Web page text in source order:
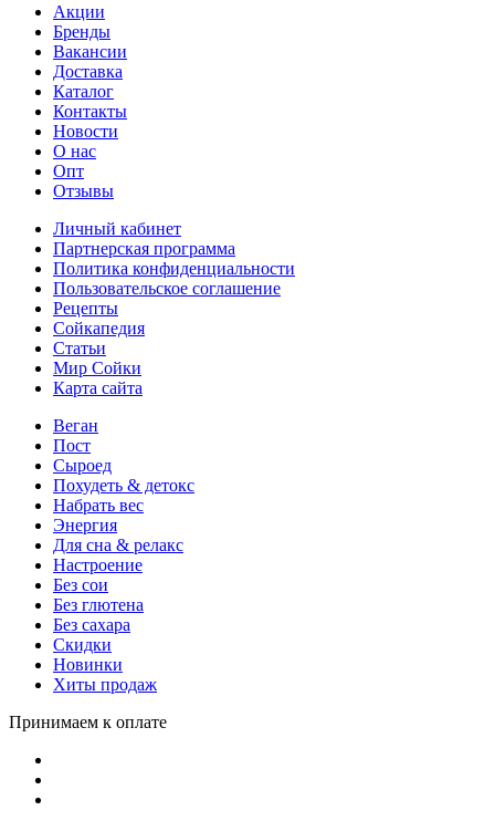
Акции
Бренды
Вакансии
Доставка
Каталог
Контакты
Новости
О нас
Опт
Отзывы
Личный кабинет
Партнерская программа
Политика конфиденциальности
Пользовательское соглашение
Рецепты
Сойкапедия
Статьи
Мир Сойки
Карта сайта
Веган
Пост
Сыроед
Похудеть & детокс
Набрать вес
Энергия
Для сна & релакс
Настроение
Без сои
Без глютена
Без сахара
Скидки
Новинки
Хиты продаж
Принимаем к оплате